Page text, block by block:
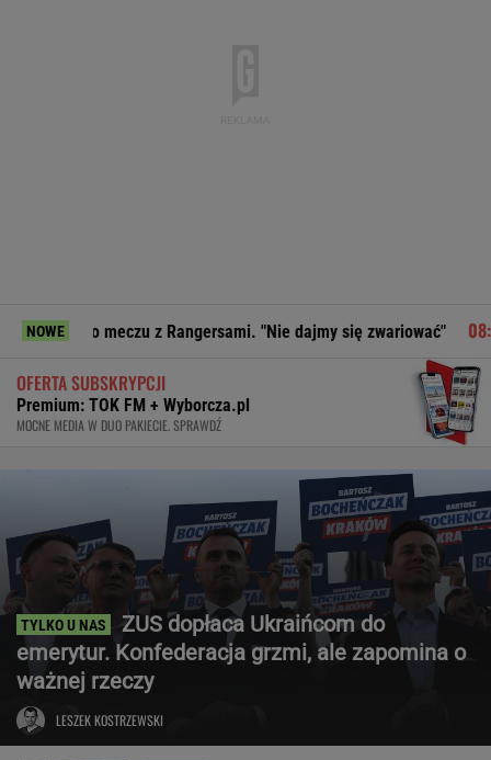
NOWE
meczu z Rangersami. "Nie dajmy się zwariować"
OFERTA SUBSKRYPCJI
Premium: TOK FM + Wyborcza.pl
MOCNE MEDIA W DUO PAKIECIE. SPRAWDŹ
ZUS dopłaca Ukraińcom do
emerytur. Konfederacja grzmi, ale zapomina o
ważnej rzeczy
LESZEK KOSTRZEWSKI